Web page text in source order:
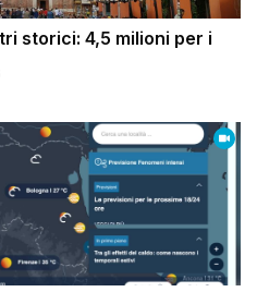
storici: 4,5 milioni per i